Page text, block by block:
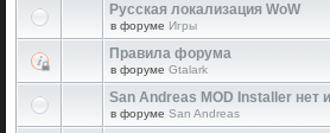
Русская локализация WoW
в форуме Игры
Правила форума
в форуме Gtalark
San Andreas MOD Installer нет
в форуме San Andreas